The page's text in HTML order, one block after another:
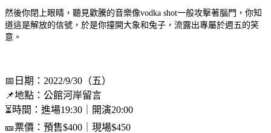
然後你閉上眼睛，聽見歡騰的音樂像vodka shot一般攻擊著腦門，你知
道這是解放的信號，於是你撞開大象和兔子，流露出專屬於週五的笑
意。
📅日期：2022/9/30（五）
📌地點：公館河岸留言
⏳時間：進場19:30｜開演20:00
🎫票價：預售$400｜現場$450